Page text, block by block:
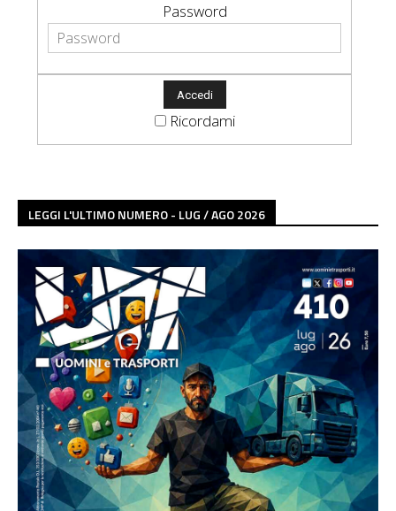
Password
Ricordami
LEGGI L'ULTIMO NUMERO - LUG / AGO 2026